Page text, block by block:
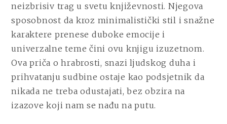
neizbrisiv trag u svetu književnosti. Njegova
sposobnost da kroz minimalistički stil i snažne
karaktere prenese duboke emocije i
univerzalne teme čini ovu knjigu izuzetnom.
Ova priča o hrabrosti, snazi ljudskog duha i
prihvatanju sudbine ostaje kao podsjetnik da
nikada ne treba odustajati, bez obzira na
izazove koji nam se nađu na putu.